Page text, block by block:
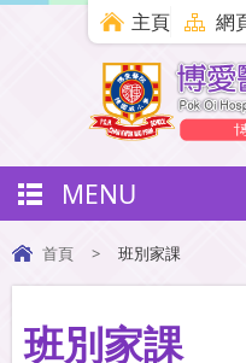
主頁 網
MENU
首頁 > 班別家課
班別家課